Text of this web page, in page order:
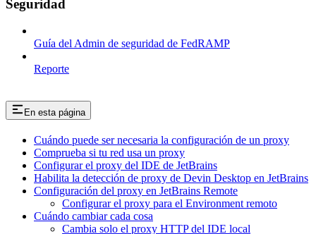
Seguridad
Guía del Admin de seguridad de FedRAMP
Reporte
En esta página
Cuándo puede ser necesaria la configuración de un proxy
Comprueba si tu red usa un proxy
Configurar el proxy del IDE de JetBrains
Habilita la detección de proxy de Devin Desktop en JetBrains
Configuración del proxy en JetBrains Remote
Configurar el proxy para el Environment remoto
Cuándo cambiar cada cosa
Cambia solo el proxy HTTP del IDE local